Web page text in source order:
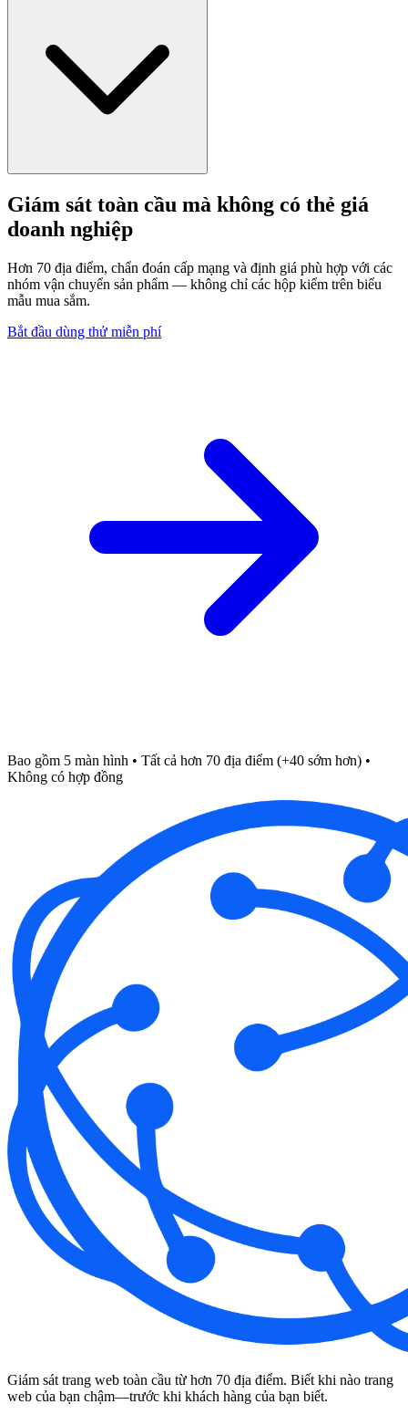
Giám sát toàn cầu mà không có thẻ giá
doanh nghiệp
Hơn 70 địa điểm, chẩn đoán cấp mạng và định giá phù hợp với các
nhóm vận chuyển sản phẩm — không chỉ các hộp kiểm trên biểu
mẫu mua sắm.
Bắt đầu dùng thử miễn phí
Bao gồm 5 màn hình • Tất cả hơn 70 địa điểm (+40 sớm hơn) •
Không có hợp đồng
Giám sát trang web toàn cầu từ hơn 70 địa điểm. Biết khi nào trang
web của bạn chậm—trước khi khách hàng của bạn biết.